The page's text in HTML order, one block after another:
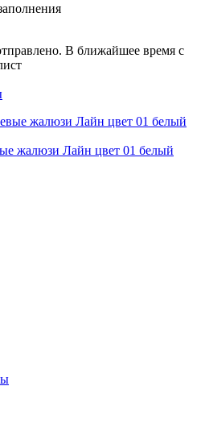
В ближайшее время с
жалюзи Лайн цвет 01 белый